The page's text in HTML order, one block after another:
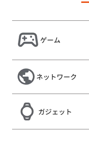
ゲーム
ネットワーク
ガジェット